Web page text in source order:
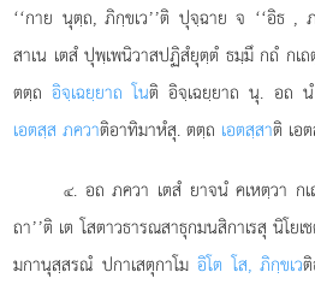
‘‘กาย นุตฺถ, ภิกฺขเว’’ติ ปุจฺฉาย จ ‘‘อิธ ,
สาเน เตสํ ปุพฺเพนิวาสปฏิสํยุตฺตํ ธมฺมึ กถํ กเ
ตตฺถอิจฺเฉยฺยาถ โนติ อิจฺเฉยฺยาถ นุ. อถ
เอตสฺส ภควาติอาทิมาหํสุ. ตตฺถ เอตสฺสาติ เอ
๔. อถภควา เตสํ ยาจนํ คเหตฺวา ก
ถา’’ติ เตโสตาวธารณสาธุกมนสิกาเรสุ นิโ
มกานุสฺสรณํ ปกาเสตุกาโมอิโต โส, ภิกฺขเว